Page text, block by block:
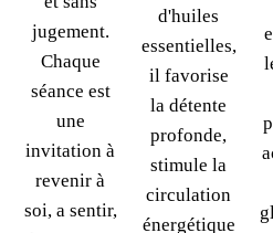
jugement.
Chaque
séance est
une
invitation à
revenir à
soi, a sentir,
d'huiles
essentielles,
il favorise
la détente
profonde,
stimule la
circulation
énergétique